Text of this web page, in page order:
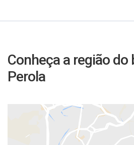
Conheça a região do
Perola